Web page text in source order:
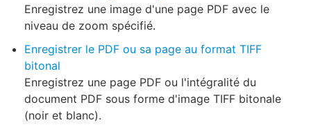
Enregistrez une image d'une page PDF avec le
niveau de zoom spécifié.
Enregistrer le PDF ou sa page au format TIFF
bitonal
Enregistrez une page PDF ou l'intégralité du
document PDF sous forme d'image TIFF bitonale
(noir et blanc).